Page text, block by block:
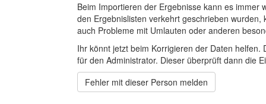
Beim Importieren der Ergebnisse kann es
den Ergebnislisten verkehrt geschrieben
auch Probleme mit Umlauten oder anderen
Ihr könnt jetzt beim Korrigieren der Daten
für den Administrator. Dieser überprüft dann die
Fehler mit dieser Person melden